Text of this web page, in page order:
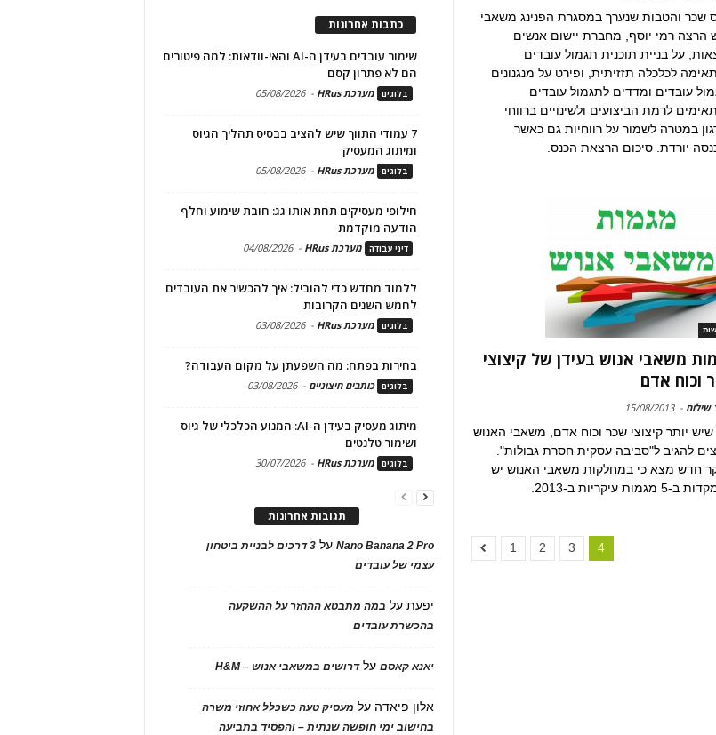
שכר והטבות שנערך במסגרת הפנינג משאבי
הרצה רמי יוסף, מחברת יישום אנשים
על בניית תוכנית תגמול עובדים
לכלכלה תזזיתית, ופירט על מנגנונים
עובדים ומדדים לתגמול עובדים
לרמת הביצועים ולשינויים ברווחי
במטרה לשמור על רווחיות גם כאשר
יורדת. סיכום הרצאת הכנס.
משאבי אנוש בעידן של קיצוצי
וכוח אדם
-
15/08/2013
שיש יותר קיצוצי שכר וכוח אדם, משאבי האנוש
להגיב ל"סביבה עסקית חסרת גבולות".
חדש מצא כי במחלקות משאבי האנוש יש
מגמות עיקריות ב-2013.
1 2 3 4
כתבות אחרונות
שימור עובדים בעידן ה-AI והאי-וודאות: למה פיטורים
הם לא פתרון קסם
בלוגים מערכת HRus -
05/08/2026
7 עמודי התווך שיש להציב בבסיס תהליך הגיוס
ומיתוג המעסיק
בלוגים מערכת HRus -
05/08/2026
חילופי מעסיקים תחת אותו גג: חובת שימוע וחלף
הודעה מוקדמת
דיני עבודה מערכת HRus -
04/08/2026
ללמוד מחדש כדי להוביל: איך להכשיר את העובדים
לחמש השנים הקרובות
בלוגים מערכת HRus -
03/08/2026
בחירות בפתח: מה השפעתן על מקום העבודה?
בלוגים כותבים חיצוניים -
03/08/2026
מיתוג מעסיק בעידן ה-AI: המנוע הכלכלי של גיוס
ושימור טלנטים
בלוגים מערכת HRus -
30/07/2026
תגובות אחרונות
Nano Banana 2 Proעל
3 דרכים לבניית ביטחון
עצמי של עובדים
יפעתעל במה מתבטא ההחזר על ההשקעה
בהכשרת עובדים
יאנא קאסםעלדרושים במשאבי אנוש – H&M
אלון פיאדה על מעסיק טעה כשכלל אחוזי משרה
בחישוב ימי חופשה שנתית – והפסיד בתביעה